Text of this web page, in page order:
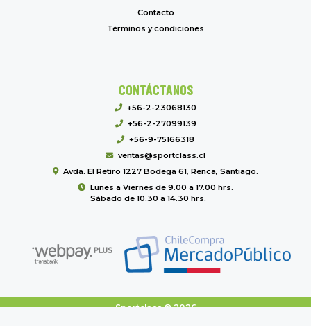
Contacto
Términos y condiciones
CONTÁCTANOS
+56-2-23068130
+56-2-27099139
+56-9-75166318
ventas@sportclass.cl
Avda. El Retiro 1227 Bodega 61, Renca, Santiago.
Lunes a Viernes de 9.00 a 17.00 hrs.
Sábado de 10.30 a 14.30 hrs.
Sportclass © 2026